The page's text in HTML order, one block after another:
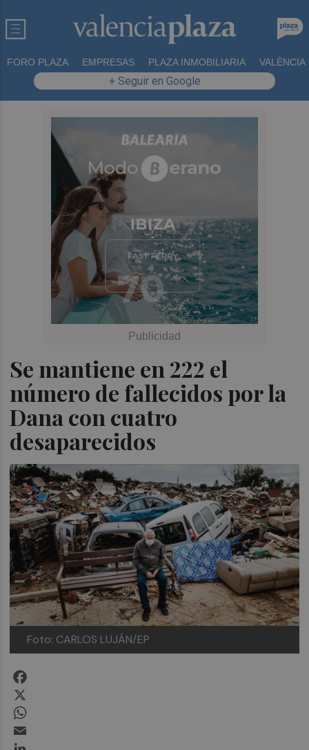
FORO PLAZA EMPRESAS PLAZA INMOBILIARIA VALÈNCIA
+ Seguir en Google
Se mantiene en 222 el
número de fallecidos por la
Dana con cuatro
desaparecidos
Foto: CARLOS LUJÁN/EP